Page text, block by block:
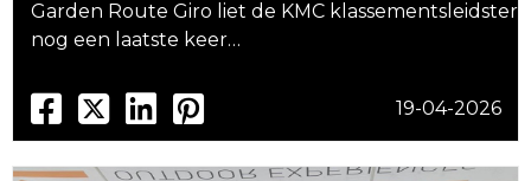
Garden Route Giro liet de KMC klassementsleidster
nog een laatste keer…
19-04-2026